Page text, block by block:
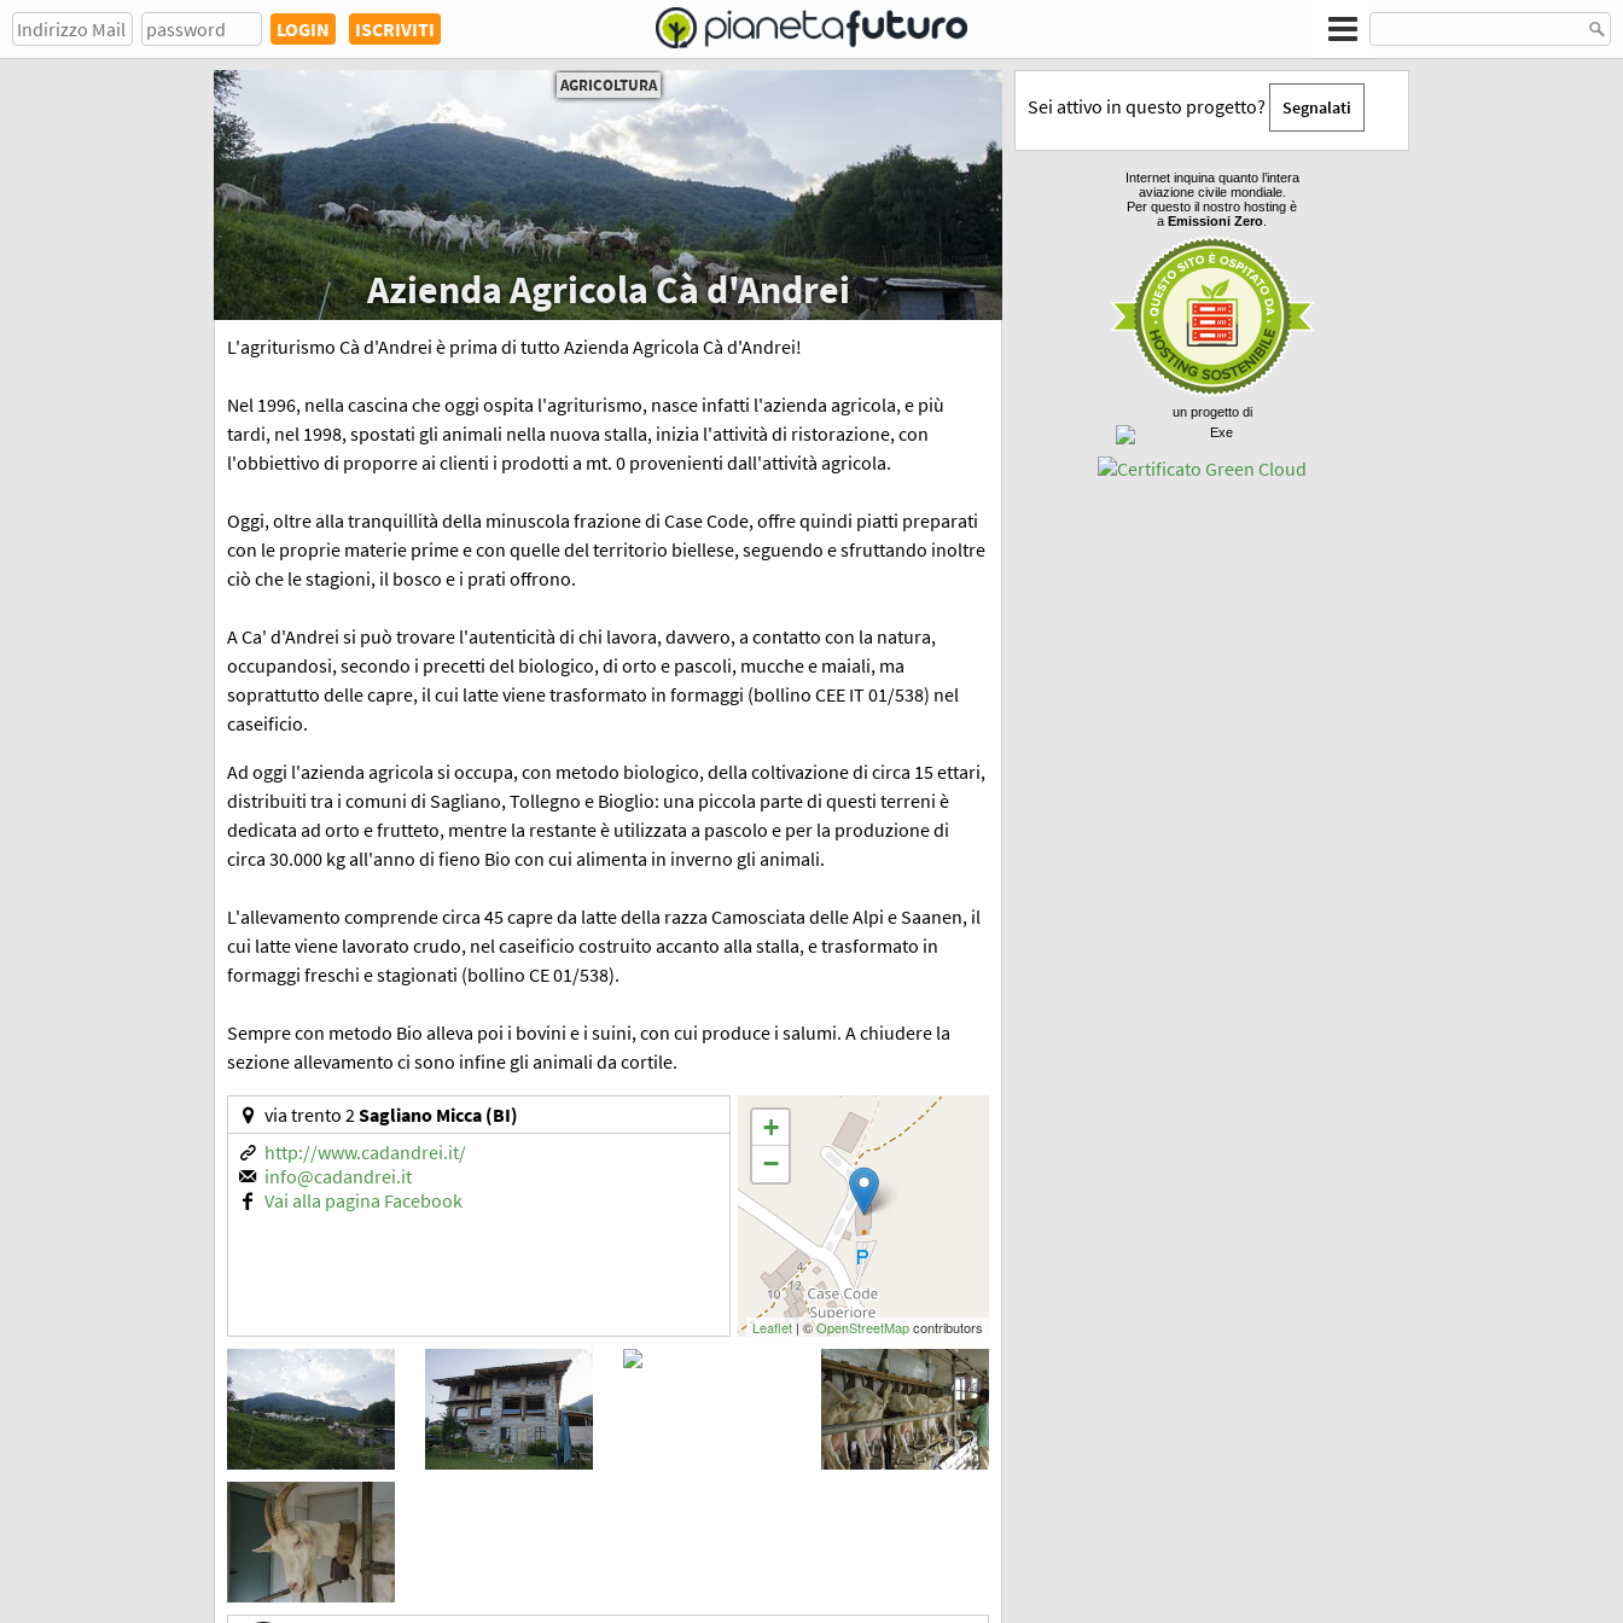
ISCRIVITI
AGRICOLTURA
Azienda Agricola Cà d'Andrei
L'agriturismo Cà d'Andrei è prima di tutto Azienda Agricola Cà d'Andrei!
Nel 1996, nella cascina che oggi ospita l'agriturismo, nasce infatti l'azienda agricola, e più
tardi, nel 1998, spostati gli animali nella nuova stalla, inizia l'attività di ristorazione, con
l'obbiettivo di proporre ai clienti i prodotti a mt. 0 provenienti dall'attività agricola.
Oggi, oltre alla tranquillità della minuscola frazione di Case Code, offre quindi piatti preparati
con le proprie materie prime e con quelle del territorio biellese, seguendo e sfruttando inoltre
ciò che le stagioni, il bosco e i prati offrono.
A Ca' d'Andrei si può trovare l'autenticità di chi lavora, davvero, a contatto con la natura,
occupandosi, secondo i precetti del biologico, di orto e pascoli, mucche e maiali, ma
soprattutto delle capre, il cui latte viene trasformato in formaggi (bollino CEE IT 01/538) nel
caseificio.
Ad oggi l'azienda agricola si occupa, con metodo biologico, della coltivazione di circa 15 ettari,
distribuiti tra i comuni di Sagliano, Tollegno e Bioglio: una piccola parte di questi terreni è
dedicata ad orto e frutteto, mentre la restante è utilizzata a pascolo e per la produzione di
circa 30.000 kg all'anno di fieno Bio con cui alimenta in inverno gli animali.
L'allevamento comprende circa 45 capre da latte della razza Camosciata delle Alpi e Saanen, il
cui latte viene lavorato crudo, nel caseificio costruito accanto alla stalla, e trasformato in
formaggi freschi e stagionati (bollino CE 01/538).
Sempre con metodo Bio alleva poi i bovini e i suini, con cui produce i salumi. A chiudere la
sezione allevamento ci sono infine gli animali da cortile.
+
−
Leaflet| ©OpenStreetMapcontributors
via trento 2Sagliano Micca (BI)
http://www.cadandrei.it/
info@cadandrei.it
Vai alla pagina Facebook
Sei attivo in questo progetto? Segnalati
Internet inquina quanto l’intera
aviazione civile mondiale.
Per questo il nostro hosting è
aEmissioni Zero
un progetto di